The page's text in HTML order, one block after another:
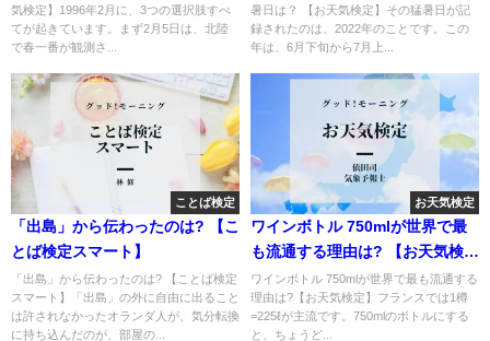
気検定】1996年2月に、3つの選択肢すべ
てが起きています。まず2月5日は、北陸
で春一番が観測さ...
暑日は？ 【お天気検定】その猛暑日が記
録されたのは、2022年のことです。この
年は、6月下旬から7月上...
ことば検定
「出島」から伝わったのは? 【こ
とば検定スマート】
「出島」から伝わったのは? 【ことば検定
スマート】「出島」の外に自由に出ること
は許されなかったオランダ人が、気分転換
に持ち込んだのが、部屋の...
お天気検定
ワインボトル 750mlが世界で最
も流通する理由は? 【お天気検
定】
ワインボトル 750mlが世界で最も流通する
理由は?【お天気検定】フランスでは1樽
=225ℓが主流です。750mlのボトルにする
と、ちょうど...